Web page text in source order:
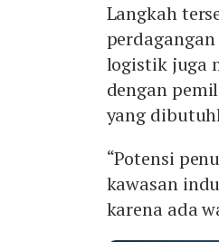
Langkah
logistik juga
dengan
yang
“Potensi
kawasan
karena ada